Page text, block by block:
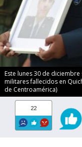
Este lunes 30 de
militares fallecidos en
de Centroamérica)
22